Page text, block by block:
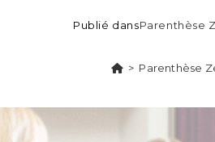
Publié dansParenthèse
> Parenthèse